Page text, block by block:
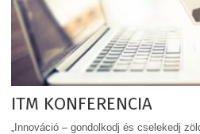
ITM KONFERENCIA
„Innováció – gondolkodj és cselekedj